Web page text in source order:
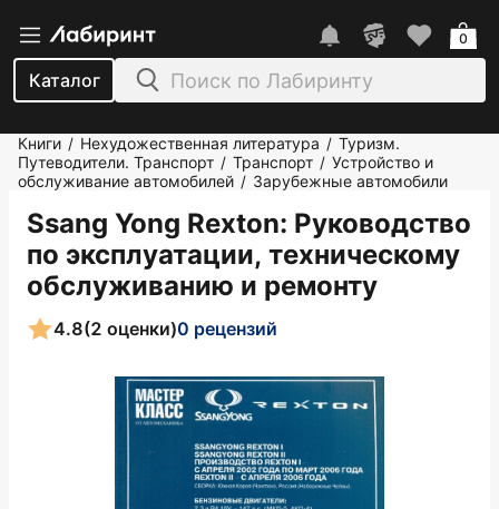
Каталог
0
Книги / Нехудожественная литература / Туризм.
Путеводители. Транспорт / Транспорт / Устройство и
обслуживание автомобилей / Зарубежные автомобили
Ssang Yong Rexton: Руководство
по эксплуатации, техническому
обслуживанию и ремонту
4.8(2 оценки)0 рецензий